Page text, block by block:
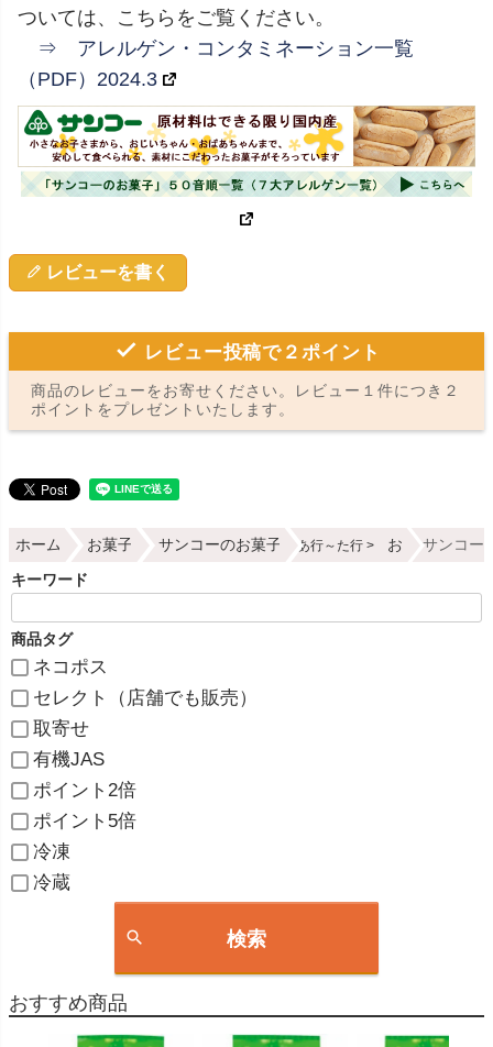
ついては、こちらをご覧ください。
⇒ アレルゲン・コンタミネーション一覧
（PDF）2024.3
レビューを書く
レビュー投稿で２ポイント
商品のレビューをお寄せください。レビュー１件につき２
ポイントをプレゼントいたします。
ホーム お菓子 サンコーのお菓子 あ行～た行 お サンコー
キーワード
商品タグ
ネコポス
セレクト（店舗でも販売）
取寄せ
有機JAS
ポイント2倍
ポイント5倍
冷凍
冷蔵
検索
おすすめ商品